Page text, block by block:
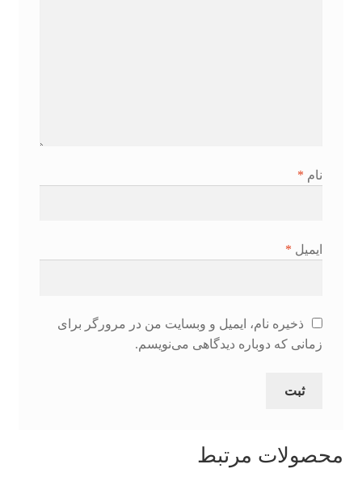
نام *
ایمیل *
ذخیره نام، ایمیل و وبسایت من در مرورگر برای
زمانی که دوباره دیدگاهی می‌نویسم.
محصولات مرتبط